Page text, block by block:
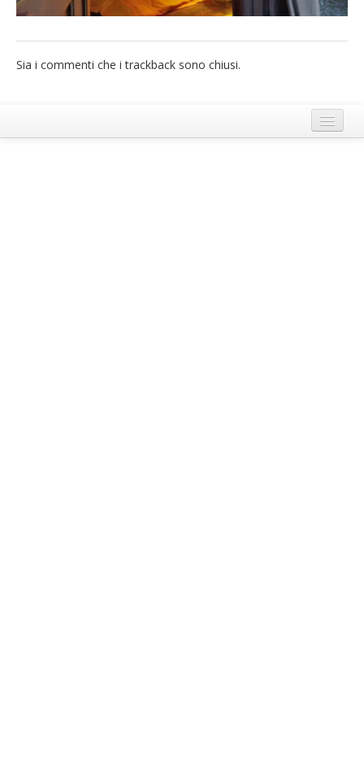
Italiano
Sia i commenti che i trackback sono chiusi.